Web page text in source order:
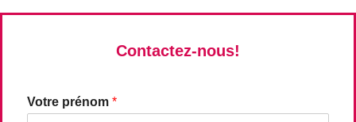
Contactez-nous!
Votre prénom *